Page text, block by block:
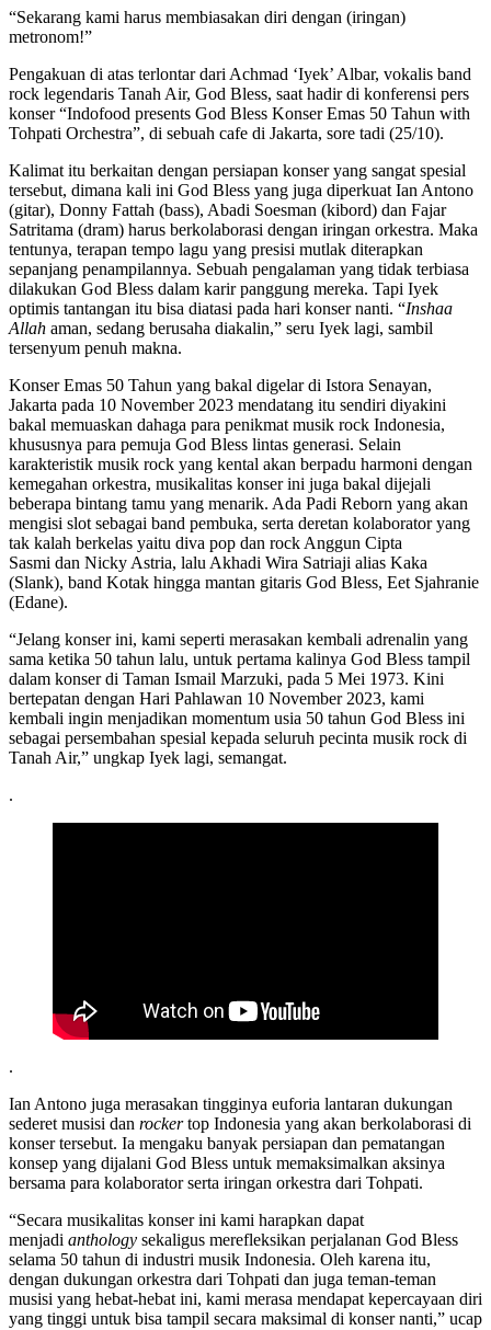
“Sekarang kami harus membiasakan diri dengan (iringan)
metronom!”
Pengakuan di atas terlontar dari Achmad ‘Iyek’ Albar, vokalis band
rock legendaris Tanah Air, God Bless, saat hadir di konferensi pers
konser “Indofood presents God Bless Konser Emas 50 Tahun with
Tohpati Orchestra”, di sebuah cafe di Jakarta, sore tadi (25/10).
Kalimat itu berkaitan dengan persiapan konser yang sangat spesial
tersebut, dimana kali ini God Bless yang juga diperkuat Ian Antono
(gitar), Donny Fattah (bass), Abadi Soesman (kibord) dan Fajar
Satritama (dram) harus berkolaborasi dengan iringan orkestra. Maka
tentunya, terapan tempo lagu yang presisi mutlak diterapkan
sepanjang penampilannya. Sebuah pengalaman yang tidak terbiasa
dilakukan God Bless dalam karir panggung mereka. Tapi Iyek
optimis tantangan itu bisa diatasi pada hari konser nanti. “Inshaa
Allah aman, sedang berusaha diakalin,” seru Iyek lagi, sambil
tersenyum penuh makna.
Konser Emas 50 Tahun yang bakal digelar di Istora Senayan,
Jakarta pada 10 November 2023 mendatang itu sendiri diyakini
bakal memuaskan dahaga para penikmat musik rock Indonesia,
khususnya para pemuja God Bless lintas generasi. Selain
karakteristik musik rock yang kental akan berpadu harmoni dengan
kemegahan orkestra, musikalitas konser ini juga bakal dijejali
beberapa bintang tamu yang menarik. Ada Padi Reborn yang akan
mengisi slot sebagai band pembuka, serta deretan kolaborator yang
tak kalah berkelas yaitu diva pop dan rock Anggun Cipta
Sasmi dan Nicky Astria, lalu Akhadi Wira Satriaji alias Kaka
(Slank), band Kotak hingga mantan gitaris God Bless, Eet Sjahranie
(Edane).
“Jelang konser ini, kami seperti merasakan kembali adrenalin yang
sama ketika 50 tahun lalu, untuk pertama kalinya God Bless tampil
dalam konser di Taman Ismail Marzuki, pada 5 Mei 1973. Kini
bertepatan dengan Hari Pahlawan 10 November 2023, kami
kembali ingin menjadikan momentum usia 50 tahun God Bless ini
sebagai persembahan spesial kepada seluruh pecinta musik rock di
Tanah Air,” ungkap Iyek lagi, semangat.
.
.
Ian Antono juga merasakan tingginya euforia lantaran dukungan
sederet musisi dan rockertop Indonesia yang akan berkolaborasi di
konser tersebut. Ia mengaku banyak persiapan dan pematangan
konsep yang dijalani God Bless untuk memaksimalkan aksinya
bersama para kolaborator serta iringan orkestra dari Tohpati.
“Secara musikalitas konser ini kami harapkan dapat
menjadi anthology sekaligus merefleksikan perjalanan God Bless
selama 50 tahun di industri musik Indonesia. Oleh karena itu,
dengan dukungan orkestra dari Tohpati dan juga teman-teman
musisi yang hebat-hebat ini, kami merasa mendapat kepercayaan diri
yang tinggi untuk bisa tampil secara maksimal di konser nanti,” ucap